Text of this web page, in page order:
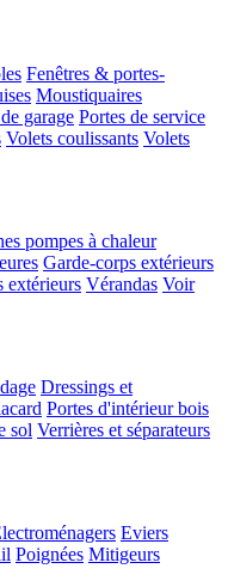
Fenêtres & portes-
Moustiquaires
garage Portes de service
Volets coulissants Volets
pompes à chaleur
Garde-corps extérieurs
extérieurs Vérandas Voir
Dressings et
Portes d'intérieur bois
sol Verrières et séparateurs
Eviers
Poignées Mitigeurs